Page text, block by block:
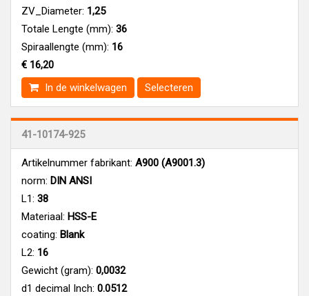
ZV_Diameter: 1,25
Totale Lengte (mm): 36
Spiraallengte (mm): 16
€ 16,20
In de winkelwagen
Selecteren
41-10174-925
Artikelnummer fabrikant: A900 (A9001.3)
norm: DIN ANSI
L1: 38
Materiaal: HSS-E
coating: Blank
L2: 16
Gewicht (gram): 0,0032
d1 decimal Inch: 0.0512